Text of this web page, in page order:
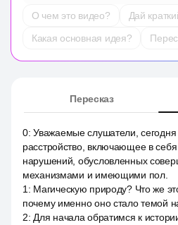
О чем это видео?
Дай
Какая основная идея?
Пересказ
0:Уважаемые слушатели,
расстройство, включающее в
нарушений, обусловленных
механизмами и имеющими пол.
1 : Магическую природу? Что же
почему именно оно стало темой
2: Для начала обратимся к